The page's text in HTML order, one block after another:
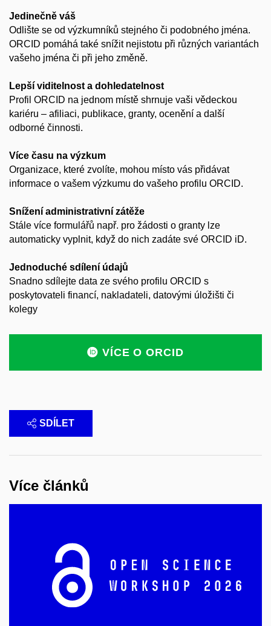
Jedinečně váš
Odlište se od výzkumníků stejného či podobného jména.
ORCID pomáhá také snížit nejistotu při různých variantách
vašeho jména či při jeho změně.
Lepší viditelnost a dohledatelnost
Profil ORCID na jednom místě shrnuje vaši vědeckou
kariéru – afiliaci, publikace, granty, ocenění a další
odborné činnosti.
Více času na výzkum
Organizace, které zvolíte, mohou místo vás přidávat
informace o vašem výzkumu do vašeho profilu ORCID.
Snížení administrativní zátěže
Stále více formulářů např. pro žádosti o granty lze
automaticky vyplnit, když do nich zadáte své ORCID iD.
Jednoduché sdílení údajů
Snadno sdílejte data ze svého profilu ORCID s
poskytovateli financí, nakladateli, datovými úložišti či
kolegy
VÍCE O ORCID
SDÍLET
Více článků